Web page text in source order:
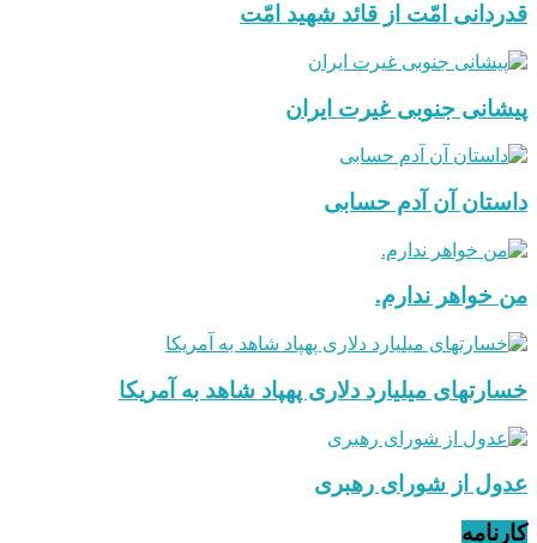
قدردانی امّت از قائد شهید امّت
پیشانی جنوبی غیرت ایران
داستان آن آدم حسابی
من خواهر ندارم.
خسارتهای میلیارد دلاری پهپاد شاهد به آمریکا
عدول از شورای رهبری
کارنامه